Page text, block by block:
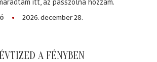
2026. december 28.
A FÉNYBEN